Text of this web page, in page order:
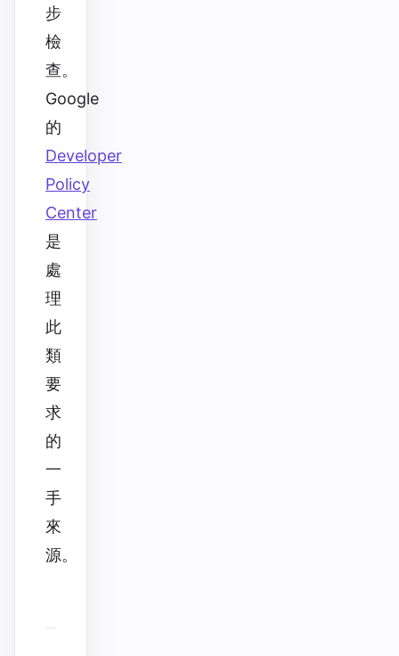
步
檢
查。
Google
的
Developer
Policy
Center
是
處
理
此
類
要
求
的
一
手
來
源。